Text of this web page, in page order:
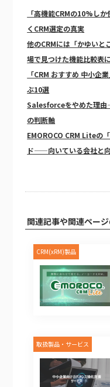
「高機能CRMの10%し
くCRM選定の真実
他のCRMには「かゆい
場で見つけた機能比較表
「CRM おすすめ 中小
ぶ10選
Salesforceをやめた理由
の判断軸
EMOROCO CRM Liteの
ド——向いている会社と
関連記事や関連ペー
CRM(xRM)製品
取扱製品・サービス